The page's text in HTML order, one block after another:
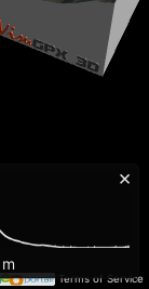
Terms of Service
×